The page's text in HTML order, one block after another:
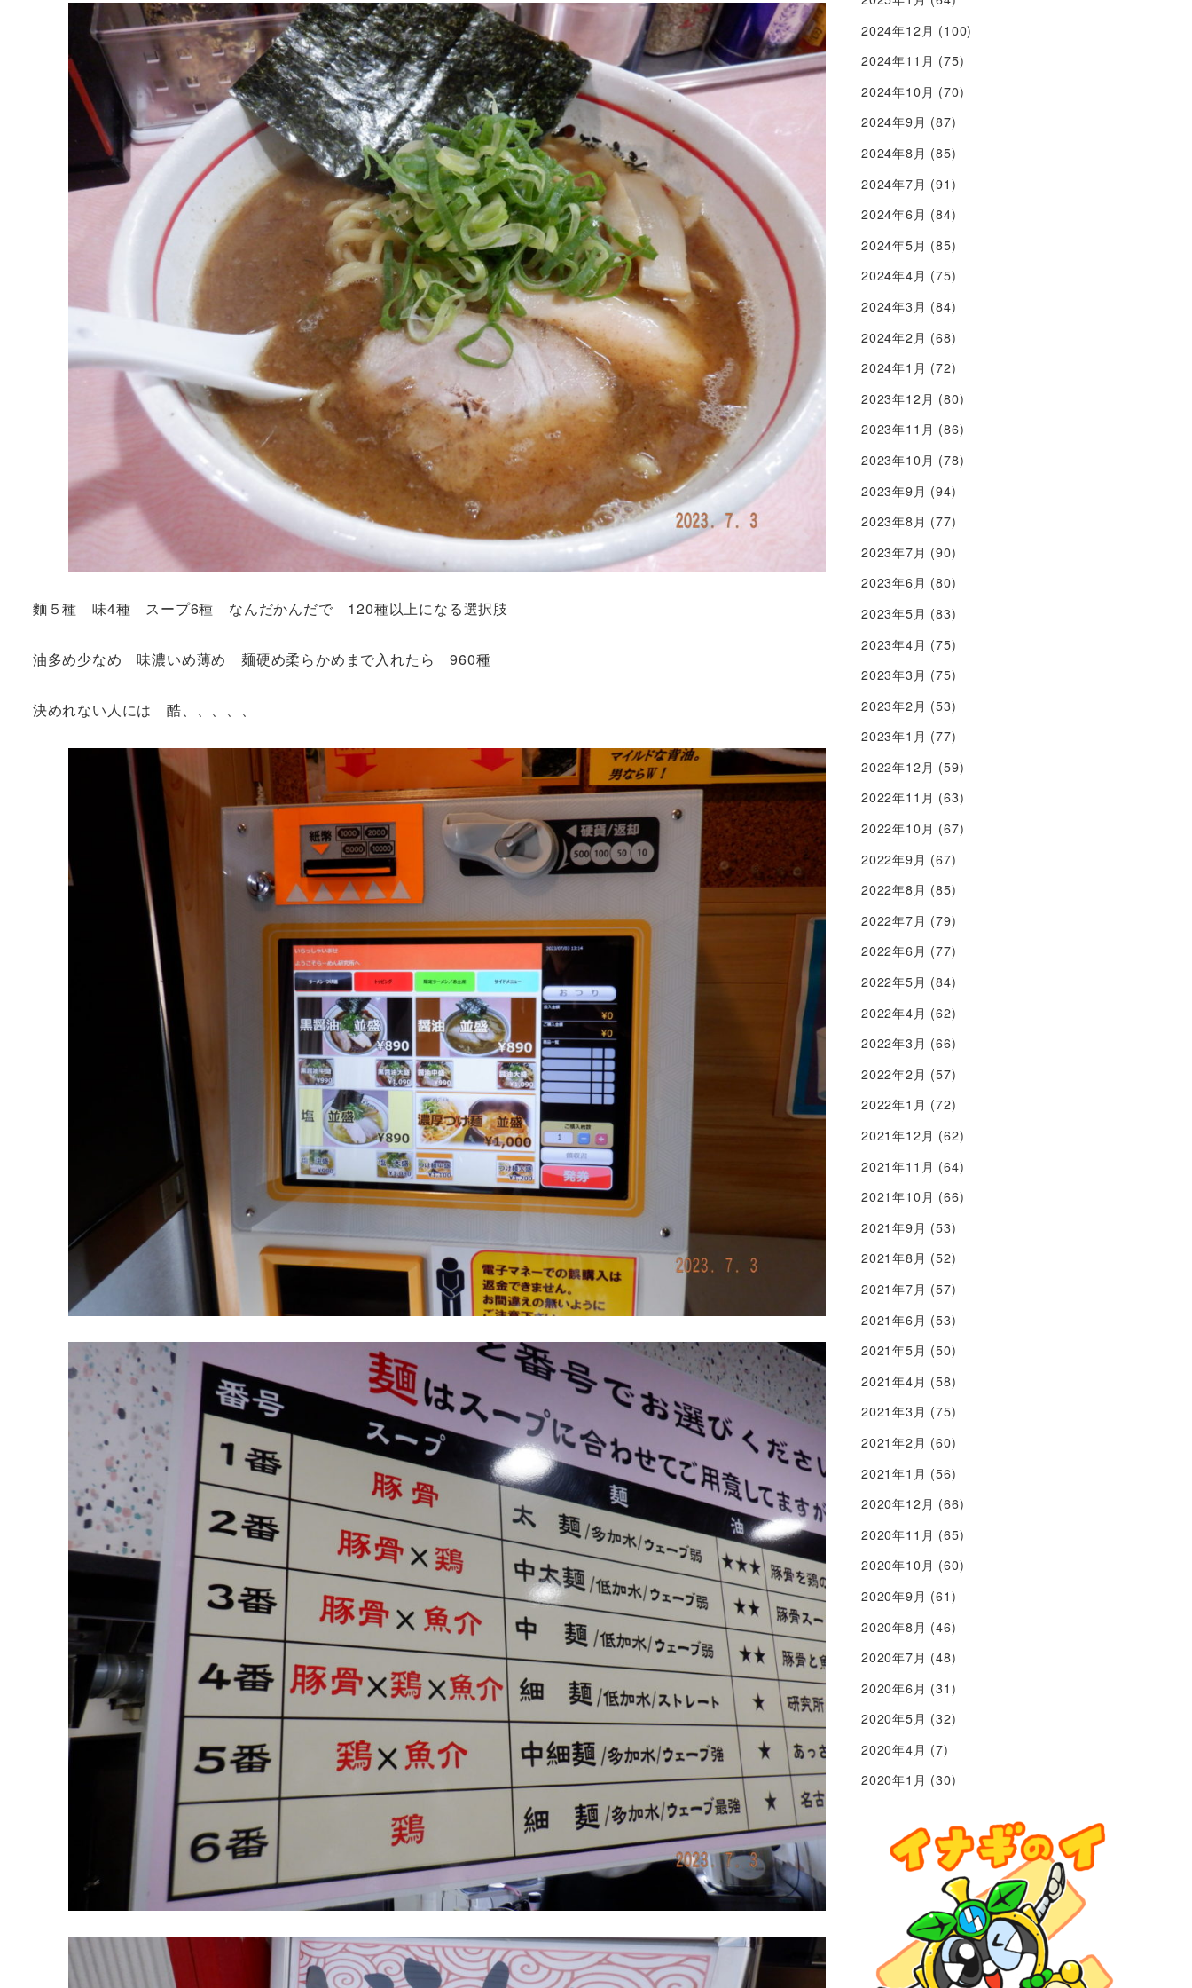
麵５種 味4種 スープ6種 なんだかんだで 120種以上になる選択肢
油多め少なめ 味濃いめ薄め 麺硬め柔らかめまで入れたら 960種
決めれない人には 酷、、、、、
2024年12月 (100)
2024年11月 (75)
2024年10月 (70)
2024年9月 (87)
2024年8月 (85)
2024年7月 (91)
2024年6月 (84)
2024年5月 (85)
2024年4月 (75)
2024年3月 (84)
2024年2月 (68)
2024年1月 (72)
2023年12月 (80)
2023年11月 (86)
2023年10月 (78)
2023年9月 (94)
2023年8月 (77)
2023年7月 (90)
2023年6月 (80)
2023年5月 (83)
2023年4月 (75)
2023年3月 (75)
2023年2月 (53)
2023年1月 (77)
2022年12月 (59)
2022年11月 (63)
2022年10月 (67)
2022年9月 (67)
2022年8月 (85)
2022年7月 (79)
2022年6月 (77)
2022年5月 (84)
2022年4月 (62)
2022年3月 (66)
2022年2月 (57)
2022年1月 (72)
2021年12月 (62)
2021年11月 (64)
2021年10月 (66)
2021年9月 (53)
2021年8月 (52)
2021年7月 (57)
2021年6月 (53)
2021年5月 (50)
2021年4月 (58)
2021年3月 (75)
2021年2月 (60)
2021年1月 (56)
2020年12月 (66)
2020年11月 (65)
2020年10月 (60)
2020年9月 (61)
2020年8月 (46)
2020年7月 (48)
2020年6月 (31)
2020年5月 (32)
2020年4月 (7)
2020年1月 (30)